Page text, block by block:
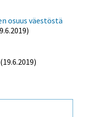
osuus väestöstä
(19.6.2019)